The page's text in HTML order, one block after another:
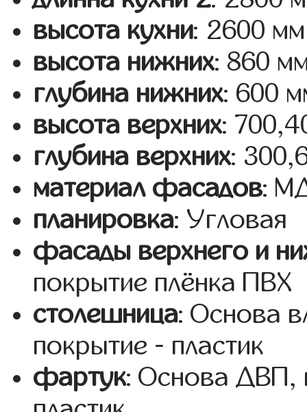
высота кухни: 2600 мм
высота нижних: 860
глубина нижних: 600
высота верхних:
глубина верхних:
материал фасадов:
планировка: Угловая
фасады верхнего и
покрытие плёнка ПВХ
столешница: Основа
покрытие - пластик
фартук: Основа ДВП,